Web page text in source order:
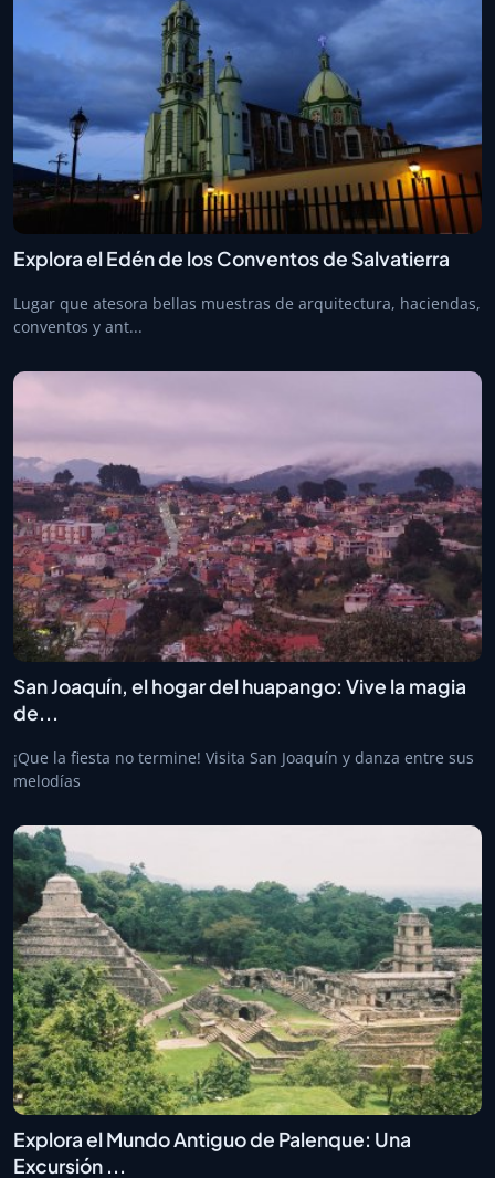
Explora el Edén de los Conventos de Salvatierra
Lugar que atesora bellas muestras de arquitectura, haciendas,
conventos y ant...
San Joaquín, el hogar del huapango: Vive la magia
de...
¡Que la fiesta no termine! Visita San Joaquín y danza entre sus
melodías
Explora el Mundo Antiguo de Palenque: Una
Excursión ...